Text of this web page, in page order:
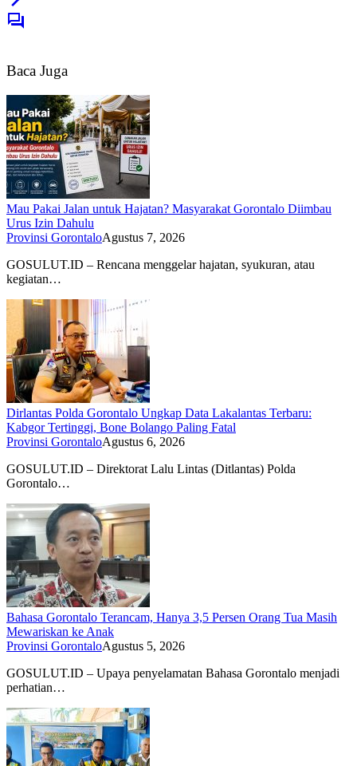
Baca Juga
Mau Pakai Jalan untuk Hajatan? Masyarakat Gorontalo Diimbau
Urus Izin Dahulu
Provinsi GorontaloAgustus 7, 2026
GOSULUT.ID – Rencana menggelar hajatan, syukuran, atau
kegiatan…
Dirlantas Polda Gorontalo Ungkap Data Lakalantas Terbaru:
Kabgor Tertinggi, Bone Bolango Paling Fatal
Provinsi GorontaloAgustus 6, 2026
GOSULUT.ID – Direktorat Lalu Lintas (Ditlantas) Polda
Gorontalo…
Bahasa Gorontalo Terancam, Hanya 3,5 Persen Orang Tua Masih
Mewariskan ke Anak
Provinsi GorontaloAgustus 5, 2026
GOSULUT.ID – Upaya penyelamatan Bahasa Gorontalo menjadi
perhatian…